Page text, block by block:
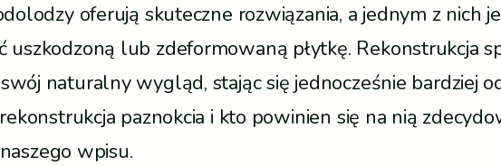
oferują skuteczne rozwiązania, a jednym z nich
lub zdeformowaną płytkę. Rekonstrukcja
naturalny wygląd, stając się jednocześnie bardziej
paznokcia i kto powinien się na nią
wpisu.